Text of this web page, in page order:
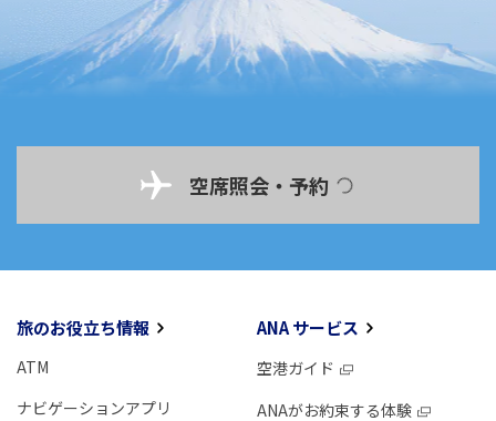
空席照会・予約
旅のお役立ち情報
ATM
ナビゲーションアプリ
ANA サービス
空港ガイド
ANAがお約束する体験